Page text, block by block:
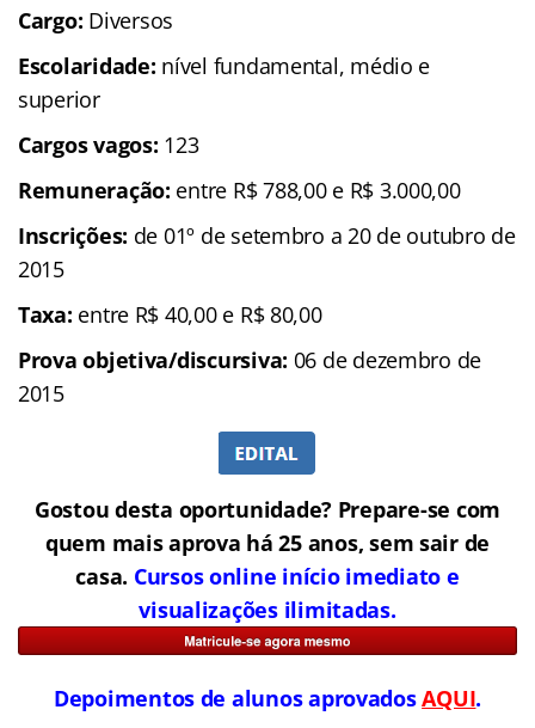
Cargo: Diversos
Escolaridade: nível fundamental, médio e
superior
Cargos vagos: 123
Remuneração: entre R$ 788,00 e R$ 3.000,00
Inscrições: de 01º de setembro a 20 de outubro de
2015
Taxa: entre R$ 40,00 e R$ 80,00
Prova objetiva/discursiva: 06 de dezembro de
2015
Gostou desta oportunidade? Prepare-se com
quem mais aprova há 25 anos, sem sair de
casa. Cursos online início imediato e
visualizações ilimitadas.
Depoimentos de alunos aprovadosAQUI.